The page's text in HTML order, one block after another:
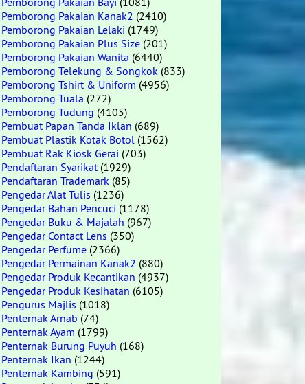
Pemborong Pakaian Kanak2 (2410)
Pemborong Pakaian Lelaki (1749)
Pemborong Pakaian Plus Size (201)
Pemborong Pakaian Wanita (6440)
Pemborong Telekung & Songkok (833)
Pemborong Tshirt & Uniform (4956)
Pemborong Tuala (272)
Pemborong Tudung (4105)
Pembuat Papan Tanda Iklan (689)
Pembuat Plastik Kotak Botol (1562)
Pembuat Rak Kiosk Gerai (703)
Pendaftaran Syarikat(1929)
Pendaftaran Trademark (85)
Pengedar Alat Tulis (1236)
Pengedar Bahan Pencuci (1178)
Pengedar Buku & Majalah (967)
Pengedar Contact Lens (350)
Pengedar Perfume (2366)
Pengedar Permainan Kanak2 (880)
Pengedar Produk Kecantikan (4937)
Pengedar Produk Kesihatan (6105)
Pengurus Majlis (1018)
Penternak Arnab (74)
Penternak Ayam (1799)
Penternak Burung Puyuh (168)
Penternak Ikan (1244)
Penternak Kambing (591)